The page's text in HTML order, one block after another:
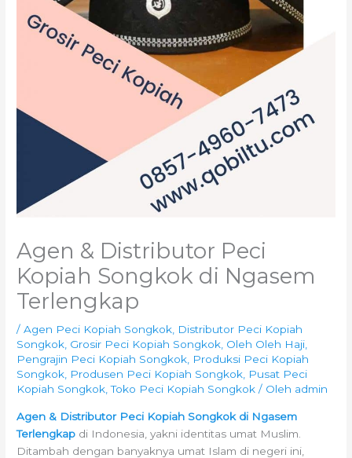
Agen & Distributor Peci
Kopiah Songkok di Ngasem
Terlengkap
/Agen Peci Kopiah Songkok Distributor Peci Kopiah
Songkok Grosir Peci Kopiah Songkok Oleh Oleh Haji
Pengrajin Peci Kopiah Songkok Produksi Peci Kopiah
Songkok Produsen Peci Kopiah Songkok Pusat Peci
Kopiah Songkok ,Toko Peci Kopiah Songkok / Oleh admin
Agen & Distributor Peci Kopiah Songkok di Ngasem
Terlengkap di Indonesia, yakni identitas umat Muslim.
Ditambah dengan banyaknya umat Islam di negeri ini,